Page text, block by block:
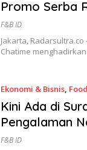
Promo Serba
F&B ID
Jakarta,
Chatime
Ekonomi & Bisnis, Food
Kini Ada di
Pengalaman
F&B ID